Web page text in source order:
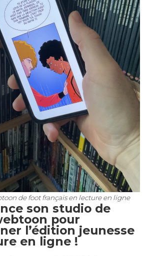
de foot français en lecture en ligne
son studio de
pour
l’édition jeunesse
en ligne !